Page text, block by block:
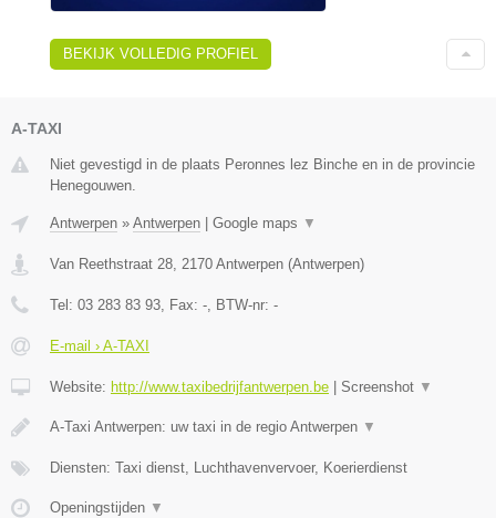
BEKIJK VOLLEDIG PROFIEL
A-TAXI
Niet gevestigd in de plaats Peronnes lez Binche en in de provincie
Henegouwen.
Antwerpen » Antwerpen Google maps ▼
Van Reethstraat 28, 2170 Antwerpen (Antwerpen)
Tel: 03 283 83 93, Fax: -, BTW-nr: -
E-mail › A-TAXI
Website: http://www.taxibedrijfantwerpen.be Screenshot ▼
A-Taxi Antwerpen: uw taxi in de regio Antwerpen ▼
Diensten: Taxi dienst, Luchthavenvervoer, Koerierdienst
Openingstijden ▼